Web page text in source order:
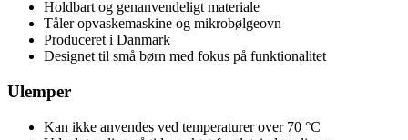
Holdbart og genanvendeligt materiale
Tåler opvaskemaskine og mikrobølgeovn
Produceret i Danmark
Designet til små børn med fokus på funktionalitet
Ulemper
Kan ikke anvendes ved temperaturer over 70 °C